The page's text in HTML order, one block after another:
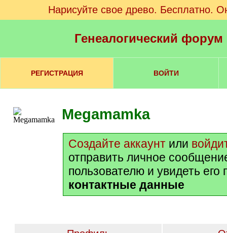
Нарисуйте свое древо. Бесплатно.
Генеалогический
РЕГИСТРАЦИЯ ВОЙТИ
Megamamka
Создайте аккаунт или
отправить личное
пользователю и увидеть его
контактные данные